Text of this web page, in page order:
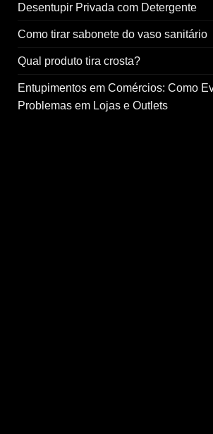
Desentupir Privada com Detergente
Como tirar sabonete do vaso sanitário
Qual produto tira crosta?
Entupimentos em Comércios: Como
Problemas em Lojas e Outlets